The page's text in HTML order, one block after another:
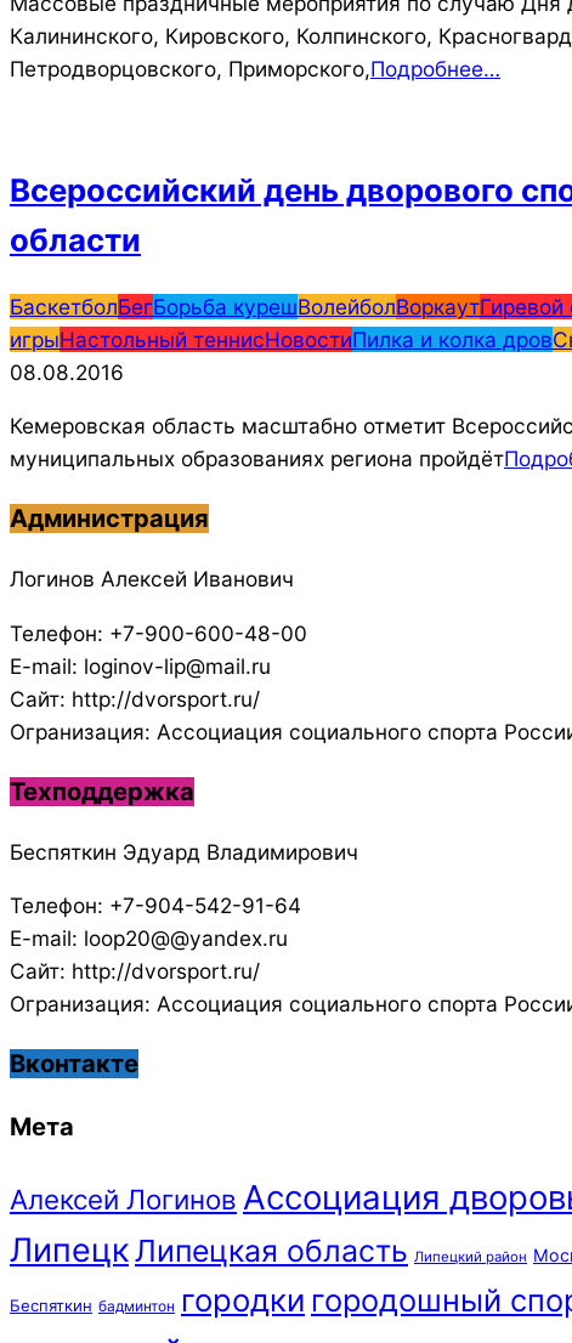
Калининского, Кировского, Колпинского,
Петродворцовского, Приморского,Подробнее…
Всероссийский день дворового
области
2016-
08-
08
БаскетболБегБорьба курешВолейболВоркаутГиревой
игрыНастольный теннисНовостиПилка и колка дров
08.08.2016
Кемеровская область масштабно отметит
муниципальных образованиях региона пройдёт
Администрация
Логинов Алексей Иванович
Телефон: +7-900-600-48-00
E-mail: loginov-lip@mail.ru
Сайт: http://dvorsport.ru/
Огранизация: Ассоциация социального спорта
Техподдержка
Беспяткин Эдуард Владимирович
Телефон: +7-904-542-91-64
E-mail: loop20@@yandex.ru
Сайт: http://dvorsport.ru/
Огранизация: Ассоциация социального спорта
Вконтакте
Мета
Алексей Логинов Ассоциация
ЛипецкЛипецкая область Липецкий район
Беспяткин бадминтон городки городошный